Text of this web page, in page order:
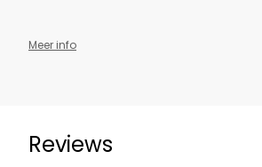
Meer info
Reviews